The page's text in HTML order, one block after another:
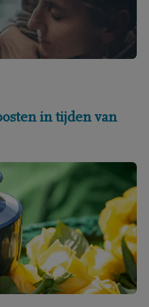
in tijden van